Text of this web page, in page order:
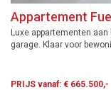
Appartement
Luxe appartementen
garage. Klaar voor
PRIJS vanaf: € 665.500,-